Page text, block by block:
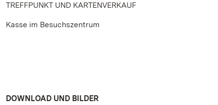
TREFFPUNKT UND KARTENVERKAUF
Kasse im Besuchszentrum
DOWNLOAD UND BILDER